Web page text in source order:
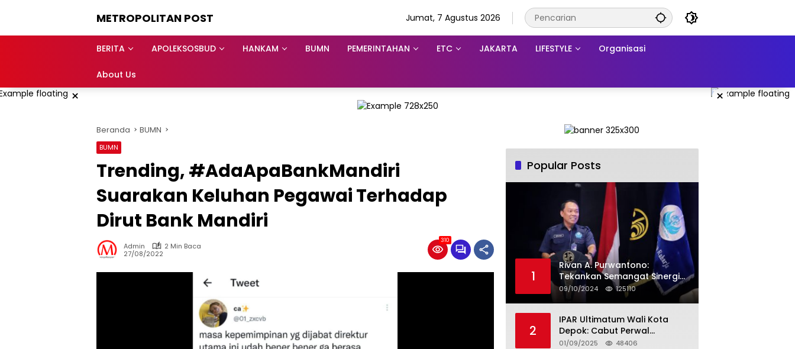
METROPOLITAN POST Jumat, 7 Agustus 2026
BERITA APOLEKSOSBUD HANKAM BUMN PEMERINTAHAN ETC JAKARTA LIFESTYLE Organisasi
About Us
× ×
Beranda BUMN
BUMN
Trending, #AdaApaBankMandiri
Suarakan Keluhan Pegawai Terhadap
Dirut Bank Mandiri
Admin
2 Min Baca
27/08/2022
310
Popular Posts
1
Rivan A. Purwantono:
Tekankan Semangat Sinergi
dan Kolaborasi dalam
Rakernas Serikat Pekerja Jasa
09/10/2024 125110
2
IPAR Ultimatum Wali Kota
Depok: Cabut Perwal
Tunjangan DPRD Rp40 Juta
01/09/2025 48406